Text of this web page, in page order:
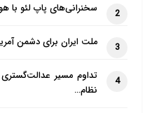
2 سخنرانی‌های پاپ لئو
3 ملت ایران برای دشمن
4
تداوم مسیر عدالت‌گستری
نظام…